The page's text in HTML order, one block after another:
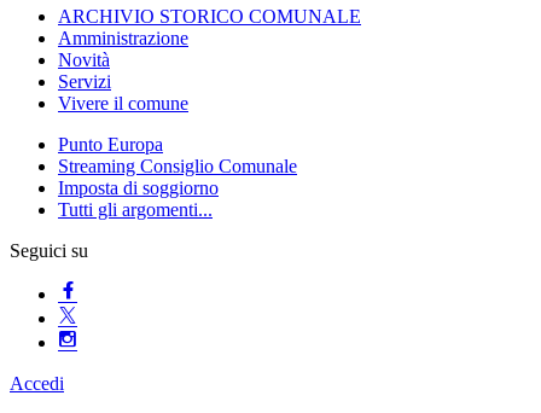
ARCHIVIO STORICO COMUNALE
Amministrazione
Novità
Servizi
Vivere il comune
Punto Europa
Streaming Consiglio Comunale
Imposta di soggiorno
Tutti gli argomenti...
Seguici su
Accedi